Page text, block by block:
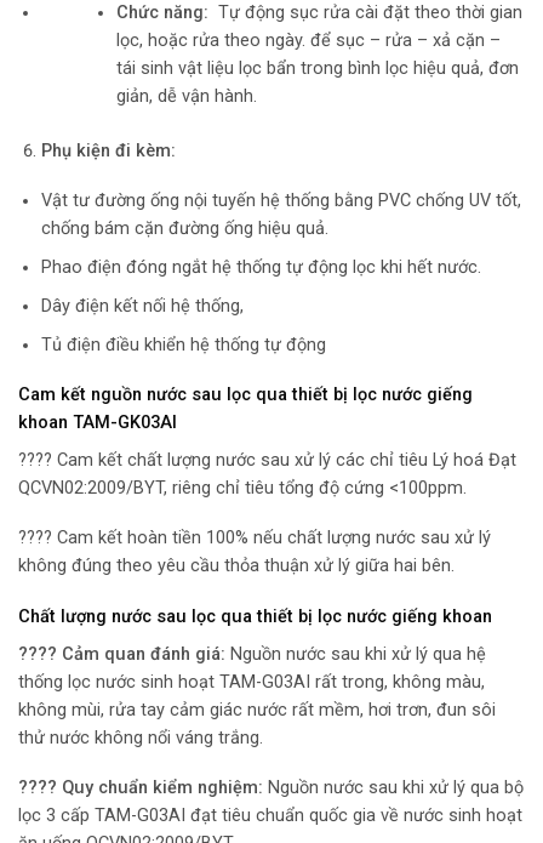
Chức năng: Tự động sục rửa cài đặt theo thời gian
lọc, hoặc rửa theo ngày. để sục – rửa – xả cặn –
tái sinh vật liệu lọc bẩn trong bình lọc hiệu quả, đơn
giản, dễ vận hành.
Phụ kiện đi kèm:
Vật tư đường ống nội tuyến hệ thống bằng PVC chống UV tốt,
chống bám cặn đường ống hiệu quả.
Phao điện đóng ngắt hệ thống tự động lọc khi hết nước.
Dây điện kết nối hệ thống,
Tủ điện điều khiển hệ thống tự động
Cam kết nguồn nước sau lọc quathiết bị lọc nước giếng
khoan TAM-GK03AI
???? Cam kết chất lượng nước sau xử lý các chỉ tiêu Lý hoá Đạt
QCVN02:2009/BYT, riêng chỉ tiêu tổng độ cứng <100ppm.
???? Cam kết hoàn tiền 100% nếu chất lượng nước sau xử lý
không đúng theo yêu cầu thỏa thuận xử lý giữa hai bên.
Chất lượng nước sau lọc qua thiết bị lọc nước giếng khoan
???? Cảm quan đánh giá: Nguồn nước sau khi xử lý qua hệ
thống lọc nước sinh hoạt TAM-G03AI rất trong, không màu,
không mùi, rửa tay cảm giác nước rất mềm, hơi trơn, đun sôi
thử nước không nổi váng trắng.
???? Quy chuẩn kiểm nghiệm: Nguồn nước sau khi xử lý qua bộ
lọc 3 cấp TAM-G03AI đạt tiêu chuẩn quốc gia về nước sinh hoạt